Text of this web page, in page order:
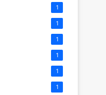
1
1
1
1
1
1